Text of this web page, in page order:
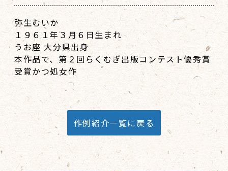
弥生むいか
１９６１年３月６日生まれ
うお座 大分県出身
本作品で、第２回らくむぎ出版コンテスト優秀賞
受賞かつ処女作
作例紹介一覧に戻る